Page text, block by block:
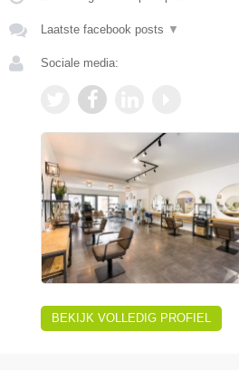
Laatste facebook posts ▼
Sociale media:
BEKIJK VOLLEDIG PROFIEL